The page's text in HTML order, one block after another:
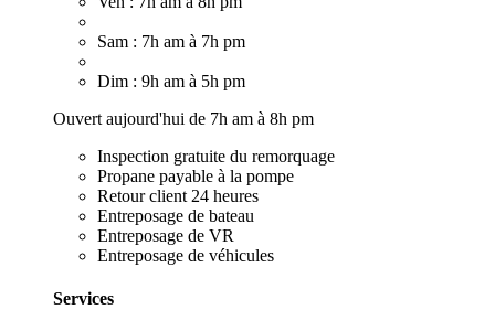
Sam : 7h am à 7h pm
Dim : 9h am à 5h pm
Ouvert aujourd'hui de 7h am à 8h pm
Inspection gratuite du remorquage
Propane payable à la pompe
Retour client 24 heures
Entreposage de bateau
Entreposage de VR
Entreposage de véhicules
Services